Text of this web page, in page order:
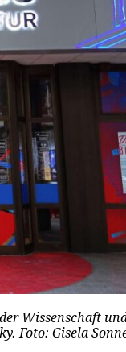
Wissenschaft
Foto: Gisela